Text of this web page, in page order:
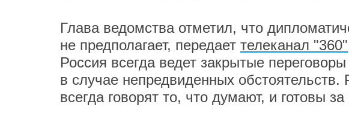
Глава ведомства отметил, что
не предполагает, передает телеканал "360"
Россия всегда ведет закрытые
в случае непредвиденных
всегда говорят то, что думают, и готовы